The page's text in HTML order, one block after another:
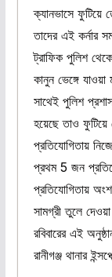
ক্যানভাসে ফুটিয়ে
তাদের এই কর্নার
ট্রাফিক পুলিশ
কানুন ভেঙ্গে
সাথেই পুলিশ
হয়েছে তাও
প্রতিযোগিতায়
প্রথম 5 জন
প্রতিযোগিতায়
সামগ্রী তুলে
রবিবারের এই
রানীগঞ্জ থানার